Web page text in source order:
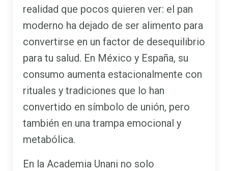
realidad que pocos quieren ver: el pan
moderno ha dejado de ser alimento para
convertirse en un factor de desequilibrio
para tu salud. En México y España, su
consumo aumenta estacionalmente con
rituales y tradiciones que lo han
convertido en símbolo de unión, pero
también en una trampa emocional y
metabólica.
En la Academia Unani no solo